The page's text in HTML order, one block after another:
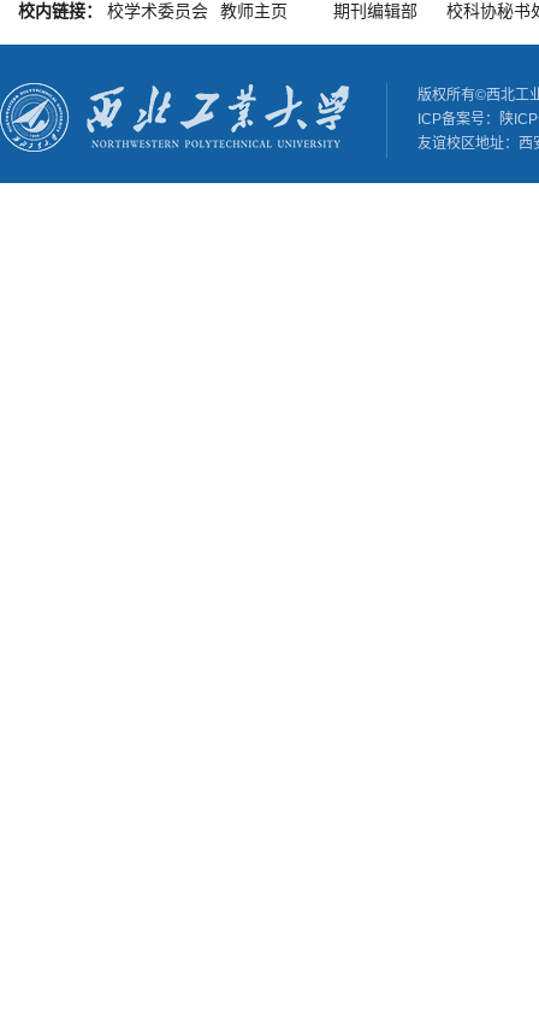
校内链接： 校学术委员会 教师主页 期刊编辑部 校科协秘书
版权所有©西北工
ICP备案号：陕
友谊校区地址：